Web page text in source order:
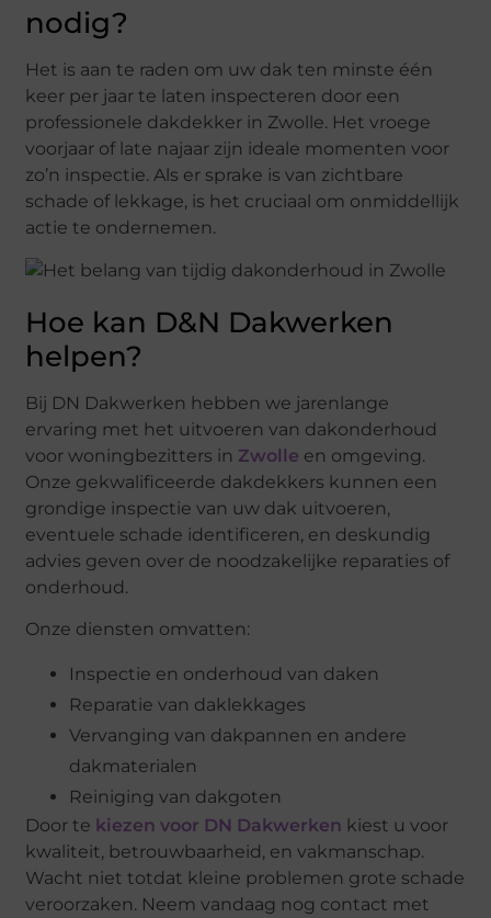
nodig?
Het is aan te raden om uw dak ten minste één
keer per jaar te laten inspecteren door een
professionele dakdekker in Zwolle. Het vroege
voorjaar of late najaar zijn ideale momenten voor
zo’n inspectie. Als er sprake is van zichtbare
schade of lekkage, is het cruciaal om onmiddellijk
actie te ondernemen.
Hoe kan D&N Dakwerken
helpen?
Bij DN Dakwerken hebben we jarenlange
ervaring met het uitvoeren van dakonderhoud
voor woningbezitters in Zwolle en omgeving.
Onze gekwalificeerde dakdekkers kunnen een
grondige inspectie van uw dak uitvoeren,
eventuele schade identificeren, en deskundig
advies geven over de noodzakelijke reparaties of
onderhoud.
Onze diensten omvatten:
Inspectie en onderhoud van daken
Reparatie van daklekkages
Vervanging van dakpannen en andere
dakmaterialen
Reiniging van dakgoten
Door te kiezen voor DN Dakwerken kiest u voor
kwaliteit, betrouwbaarheid, en vakmanschap.
Wacht niet totdat kleine problemen grote schade
veroorzaken. Neem vandaag nog contact met